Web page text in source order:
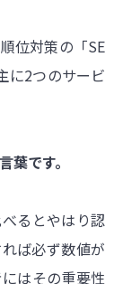
位対策の「SE
に2つのサービ
葉です。
るとやはり認
ば必ず数値が
はその重要性